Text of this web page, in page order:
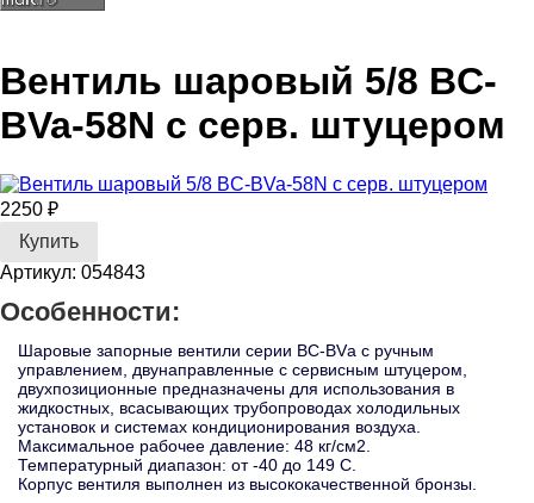
Вентиль шаровый 5/8 BC-
BVa-58N с серв. штуцером
2250 ₽
Артикул: 054843
Особенности:
Шаровые запорные вентили серии BC-BVа с ручным
управлением, двунаправленные с сервисным штуцером,
двухпозиционные предназначены для использования в
жидкостных, всасывающих трубопроводах холодильных
установок и системах кондиционирования воздуха.
Максимальное рабочее давление: 48 кг/см2.
Температурный диапазон: от -40 до 149 С.
Корпус вентиля выполнен из высококачественной бронзы.